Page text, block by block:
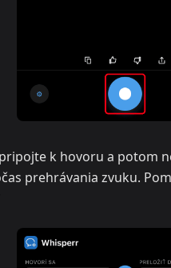
k hovoru a potom
prehrávania zvuku.